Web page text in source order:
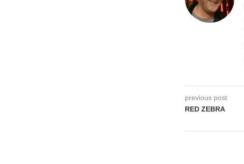
previous post
RED ZEBRA